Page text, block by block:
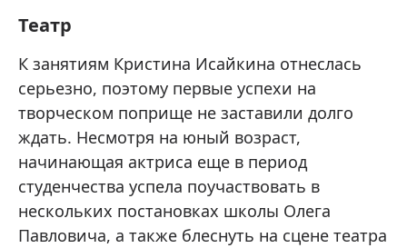
Театр
К занятиям Кристина Исайкина отнеслась
серьезно, поэтому первые успехи на
творческом поприще не заставили долго
ждать. Несмотря на юный возраст,
начинающая актриса еще в период
студенчества успела поучаствовать в
нескольких постановках школы Олега
Павловича, а также блеснуть на сцене театра